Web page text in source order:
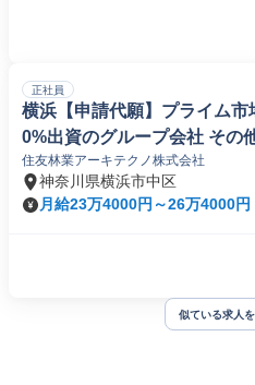
正社員
横浜【申請代願】プライム
0%出資のグループ会社 その
住友林業アーキテクノ株式会社
神奈川県横浜市中区
月給23万4000円～26万4000円
似ている求人